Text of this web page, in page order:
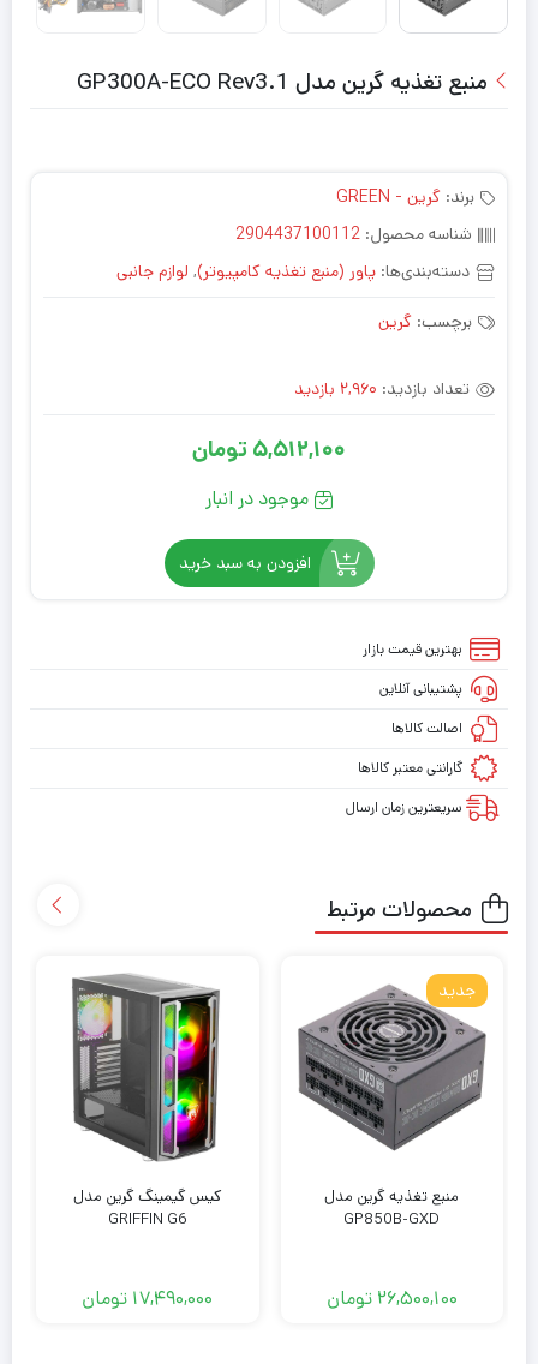
منبع تغذیه گرین مدل GP300A-ECO Rev3.1
برند: گرین - GREEN
شناسه محصول: 2904437100112
دسته‌بندی‌ها: پاور (منبع تغذیه کامپیوتر), لوازم جانبی
برچسب: گرین
تعداد بازدید: 2,960 بازدید
5,512,100 تومان
موجود در انبار
افزودن به سبد خرید
بهترین قیمت بازار
پشتیبانی آنلاین
اصالت کالاها
گارانتی معتبر کالاها
سریعترین زمان ارسال
محصولات مرتبط
جدید
منبع تغذیه گرین مدل
GP850B-GXD
26,500,100 تومان
کیس گیمینگ گرین مدل
GRIFFIN G6
17,490,000 تومان